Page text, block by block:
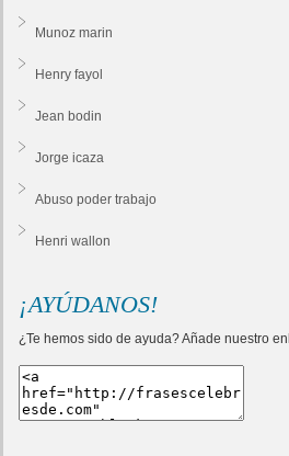
Munoz marin
Henry fayol
Jean bodin
Jorge icaza
Abuso poder trabajo
Henri wallon
¡AYÚDANOS!
¿Te hemos sido de ayuda? Añade nuestro